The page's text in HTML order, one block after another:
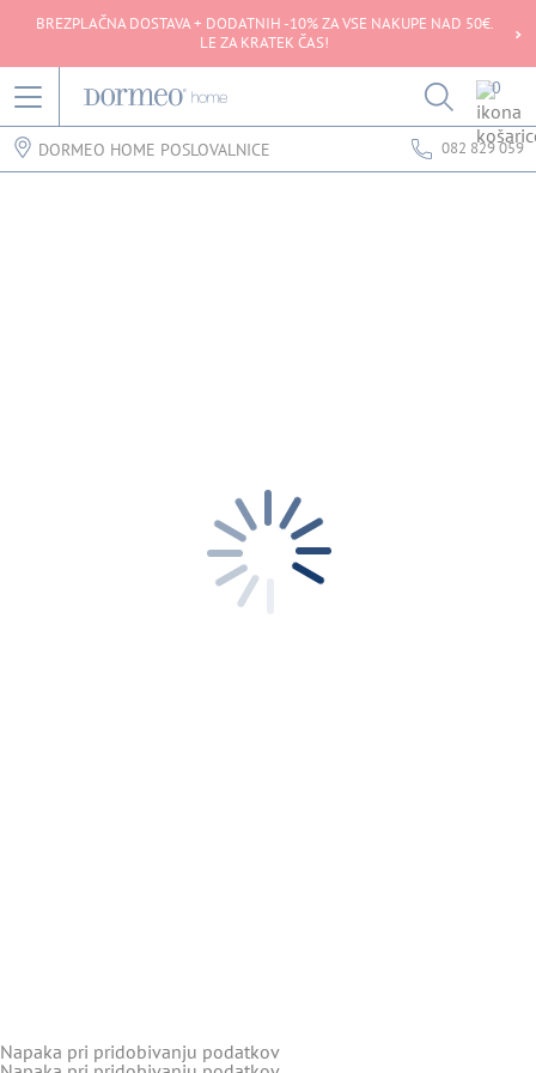
BREZPLAČNA DOSTAVA + DODATNIH -10% ZA VSE NAKUPE NAD 50€.
LE ZA KRATEK ČAS!
0
DORMEO HOME POSLOVALNICE 082 829 059
Napaka pri pridobivanju podatkov